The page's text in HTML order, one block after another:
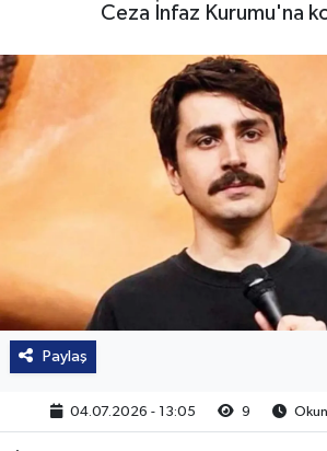
Ceza İnfaz Kurumu'na
Paylaş
04.07.2026 - 13:05 9